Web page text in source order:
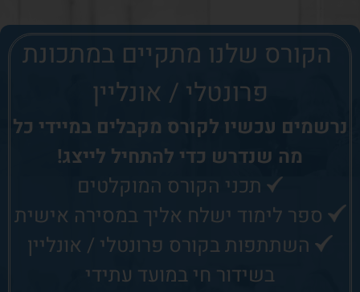
הקורס שלנו מתקיים במתכונת
פרונטלי / אונליין
נרשמים עכשיו לקורס מקבלים במיידי כל
מה שנדרש כדי להתחיל לייצג!
תכני הקורס המוקלטים
ספר לימוד ישלח אליך במסירה אישית
השתתפות בקורס פרונטלי / אונליין
בשידור חי במועד עתידי